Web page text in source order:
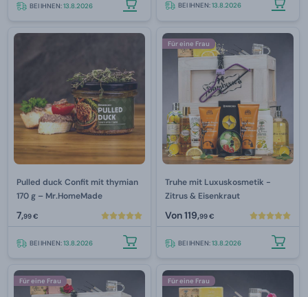
BEI IHNEN:13.8.2026 BEI IHNEN:13.8.2026
Pulled duck Confit mit thymian
170 g – Mr.HomeMade
7,99 €
BEI IHNEN:13.8.2026
Für eine Frau
Truhe mit Luxuskosmetik -
Zitrus & Eisenkraut
Von119,99 €
BEI IHNEN:13.8.2026
Für eine Frau Für eine Frau